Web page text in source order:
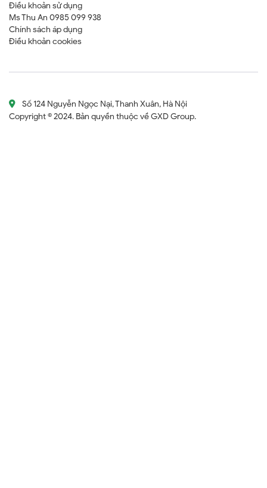
Điều khoản sử dụng
Ms Thu An 0985 099 938
Chính sách áp dụng
Điều khoản cookies
Số 124 Nguyễn Ngọc Nại, Thanh Xuân, Hà Nội
Copyright © 2024. Bản quyền thuộc về GXD Group.